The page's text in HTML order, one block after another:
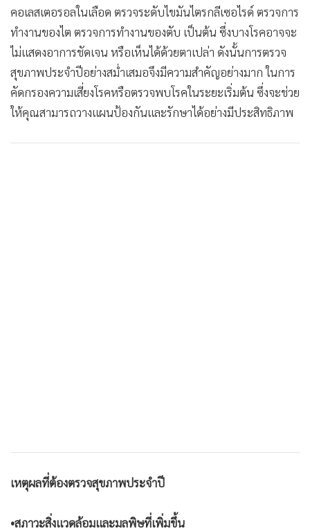
Celeb Online
• Factcheck
• ญี่ปุ่น
• News1
• Gotomanager
คอเลสเตอรอลในเลือด ตรวจระดับไขมันไตรกลีเซอไรด์ ตรวจการ
ทำงานของไต ตรวจการทำงานของตับ เป็นต้น ซึ่งบางโรคอาจจะ
ไม่แสดงอาการชัดเจน หรือเห็นได้ด้วยตาเปล่า ดังนั้นการตรวจ
สุขภาพประจำปีอย่างสม่ำเสมอจึงมีความสำคัญอย่างมาก ในการ
คัดกรองความเสี่ยงโรคหรือตรวจพบโรคในระยะเริ่มต้น ซึ่งจะช่วย
ให้คุณสามารถวางแผนป้องกันและรักษาได้อย่างมีประสิทธิภาพ
เหตุผลที่ต้องตรวจสุขภาพประจำปี
•สภาวะสิ่งแวดล้อมและมลพิษที่เพิ่มขึ้น